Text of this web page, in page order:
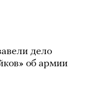
дело
об армии